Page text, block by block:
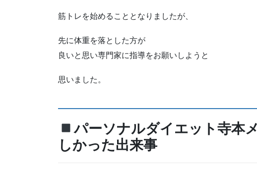
筋トレを始めることとなりましたが、
先に体重を落とした方が
良いと思い専門家に指導をお願いしようと
思いました。
パーソナルダイエット寺本
しかった出来事